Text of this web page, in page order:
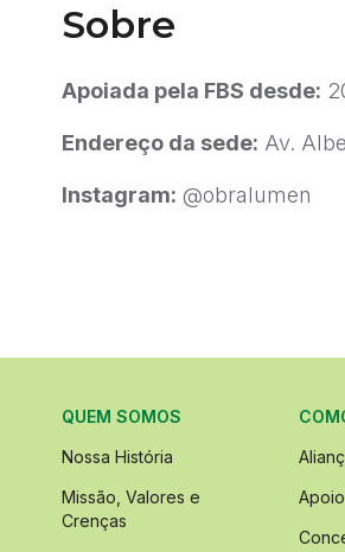
Sobre
Apoiada pela FBS desde:
Endereço da sede: Av.
Instagram: @obralumen
QUEM SOMOS
Nossa História
Missão, Valores e
Crenças